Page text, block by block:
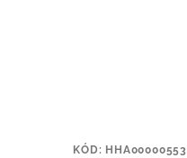
KÓD: HHA00000553